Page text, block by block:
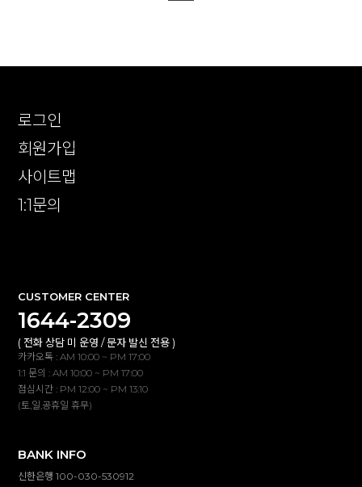
로그인
회원가입
사이트맵
1:1문의
CUSTOMER CENTER
1644-2309
( 전화 상담 미 운영 / 문자 발신 전용 )
카카오톡 : AM 10:00 ~ PM 17:00
1:1 문의 : AM 10:00 ~ PM 17:00
점심시간 : PM 12:00 ~ PM 13:10
(토,일,공휴일 휴무)
BANK INFO
신한은행 100-030-530912